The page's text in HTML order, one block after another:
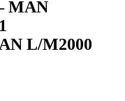
MAN
L/M2000